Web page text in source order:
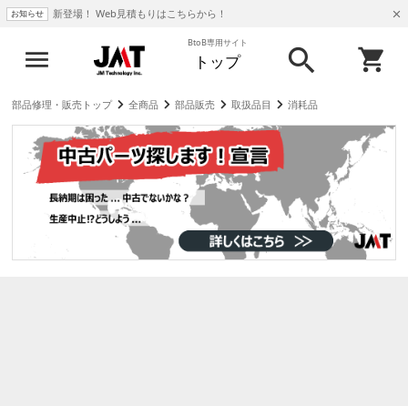
お知らせ 新登場！ Web見積もりはこちらから！
BtoB専用サイト
トップ
部品修理・販売トップ 全商品 部品販売 取扱品目 消耗品